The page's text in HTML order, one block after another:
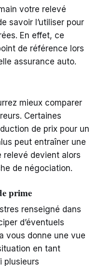
votre relevé
savoir l’utiliser pour
En effet, ce
de référence lors
assurance auto.
mieux comparer
Certaines
de prix pour un
peut entraîner une
relevé devient alors
de négociation.
prime
renseigné dans
d’éventuels
vous donne une vue
en tant
plusieurs